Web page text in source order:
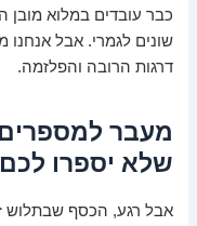
כבר עובדים במלוא מובן
שונים לגמרי. אבל
דרגות הרובה והפלזמה.
שלא יספרו
אבל רגע, הכסף שבתלוש